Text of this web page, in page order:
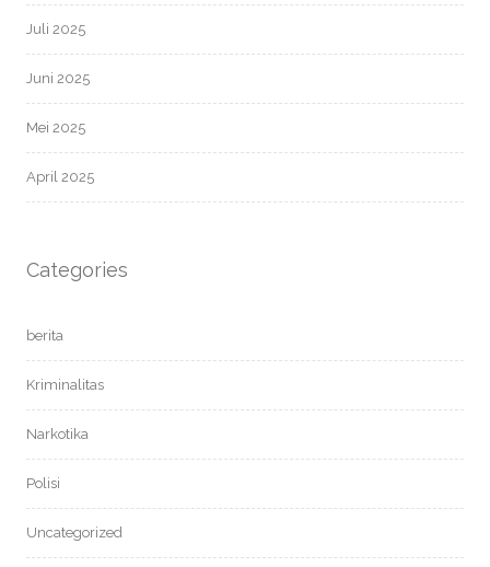
Juli 2025
Juni 2025
Mei 2025
April 2025
Categories
berita
Kriminalitas
Narkotika
Polisi
Uncategorized